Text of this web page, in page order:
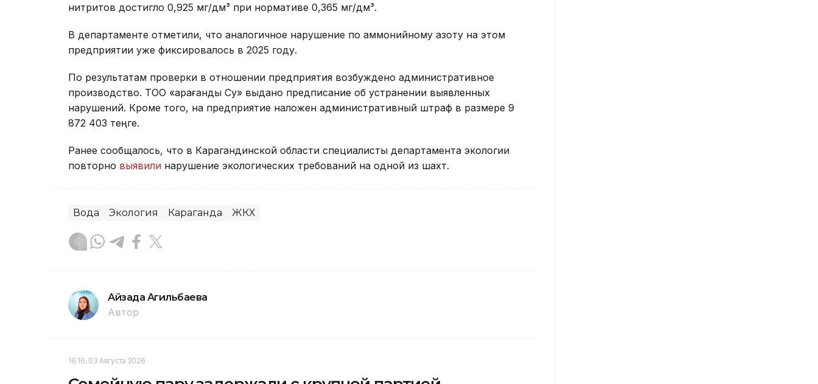
нитритов достигло 0,925 мг/дм³ при нормативе 0,365 мг/дм³.
В департаменте отметили, что аналогичное нарушение по аммонийному азоту на этом
предприятии уже фиксировалось в 2025 году.
По результатам проверки в отношении предприятия возбуждено административное
производство. ТОО «Қарағанды Су» выдано предписание об устранении выявленных
нарушений. Кроме того, на предприятие наложен административный штраф в размере 9
872 403 теңге.
Ранее сообщалось, что в Карагандинской области специалисты департамента экологии
повторно выявили нарушение экологических требований на одной из шахт.
Вода Экология Караганда ЖКХ
Айзада Агильбаева
Автор
16:16, 03 Августа 2026